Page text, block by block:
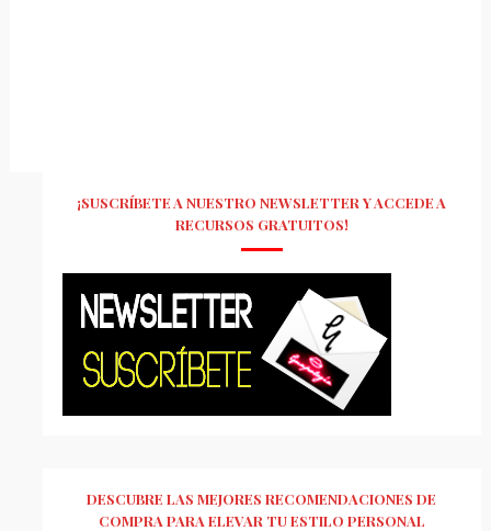
¡SUSCRÍBETE A NUESTRO NEWSLETTER Y ACCEDE A
RECURSOS GRATUITOS!
DESCUBRE LAS MEJORES RECOMENDACIONES DE
COMPRA PARA ELEVAR TU ESTILO PERSONAL